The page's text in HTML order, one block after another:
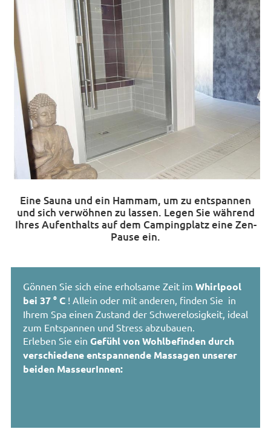
Eine Sauna und ein Hammam, um zu entspannen
und sich verwöhnen zu lassen. Legen Sie während
Ihres Aufenthalts auf dem Campingplatz eine Zen-
Pause ein.
Gönnen Sie sich eine erholsame Zeitim Whirlpool
bei 37 ° C ! Allein oder mit anderen, finden Sie in
Ihrem Spa einen Zustand der Schwerelosigkeit, ideal
zum Entspannen und Stress abzubauen.
Erleben Sie ein Gefühl vonWohlbefinden durch
verschiedeneentspannende Massagen unserer
beiden MasseurInnen: